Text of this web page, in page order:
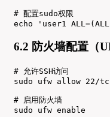
# 配置sudo权限
echo 'user1
6.2 防火墙配置（
# 允许SSH访问
sudo ufw allow 22/
# 启用防火墙
sudo ufw enable